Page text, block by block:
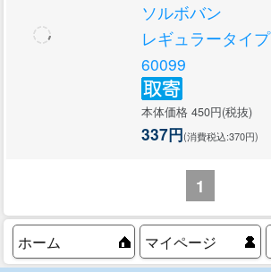
ソルボバン
レギュラータイプ
60099
本体価格 450円(税抜)
337円(消費税込:370円)
1
ホーム マイページ